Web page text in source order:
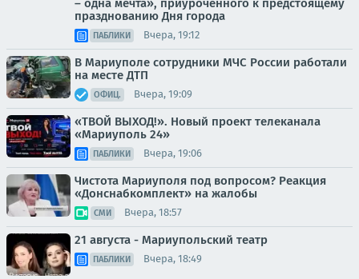
– одна мечта», приуроченного к предстоящему
празднованию Дня города
ПАБЛИКИ Вчера, 19:12
В Мариуполе сотрудники МЧС России работали
на месте ДТП
ОФИЦ. Вчера, 19:09
«ТВОЙ ВЫХОД!». Новый проект телеканала
«Мариуполь 24»
ПАБЛИКИ Вчера, 19:06
Чистота Мариуполя под вопросом? Реакция
«Донснабкомплект» на жалобы
СМИ Вчера, 18:57
21 августа - Мариупольский театр
ПАБЛИКИ Вчера, 18:49